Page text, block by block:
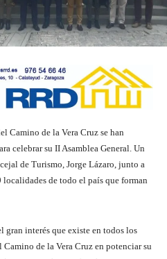
Camino de la Vera Cruz se han
celebrar su II Asamblea General. Un
de Turismo, Jorge Lázaro, junto a
localidades de todo el país que forman
gran interés que existe en todos los
de la Vera Cruz en potenciar su